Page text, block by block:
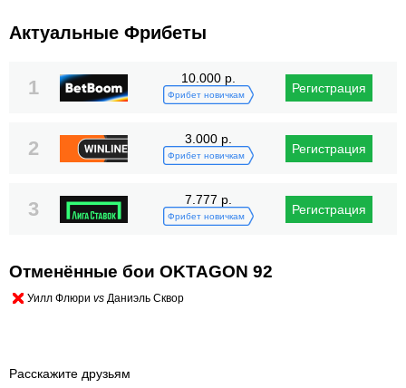
Актуальные Фрибеты
1 10.000 р.
Фрибет новичкам Регистрация
2 3.000 р.
Фрибет новичкам Регистрация
3 7.777 р.
Фрибет новичкам Регистрация
Отменённые бои OKTAGON 92
Уилл Флюри vs Даниэль Сквор
Расскажите друзьям